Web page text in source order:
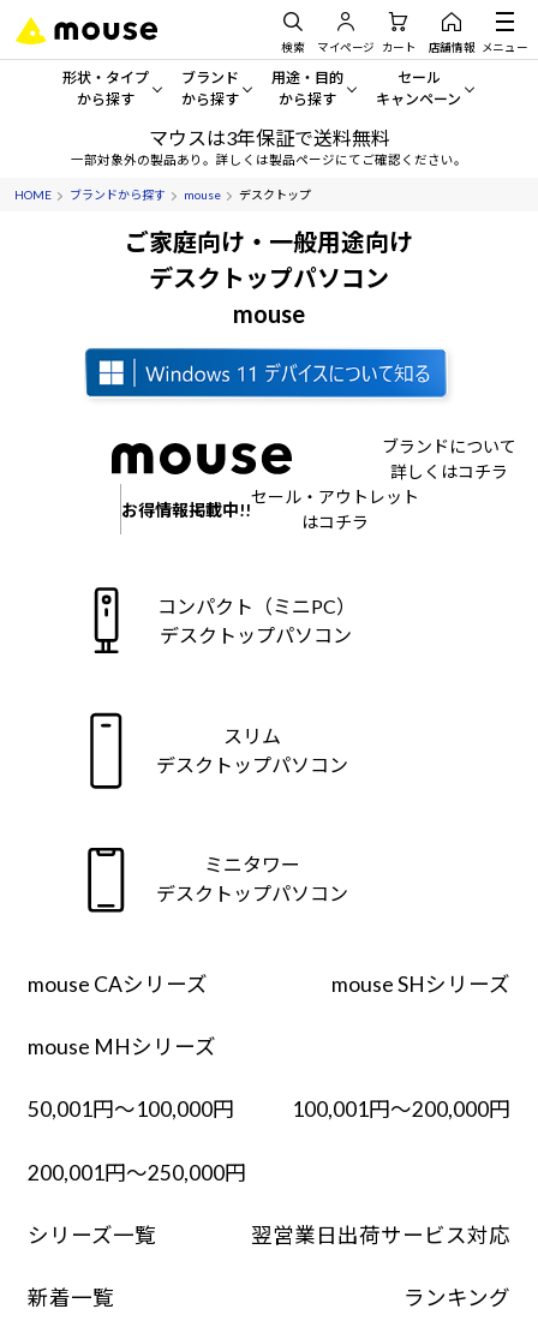
検索 マイページ カート 店舗情報 メニュー
形状・タイプ
から探す
形状・タイプから探す をすべてみる
デスクトップPC
サーバー
ブランド
から探す
mouse
G TUNE
NEXTGEAR
MousePro
Windows 11| Copilot+ PC
用途・目的
から探す
一般向けパソコン
ゲーミングPC・ゲーム向けパソコン
クリエイティブ向け
ビジネス向けパソコン
学習向けパソコン
スペック/パーツ別
AIおすすめパソコン
セール
キャンペーン
セール・キャンペー
アウトレットパソコン
おすすめ目玉パソコン
今イチオシのパソコンをピ
Windows 11|Copilot+ PC
マウスは3年保証で送料無料
一部対象外の製品あり。詳しくは製品ページにてご確認ください。
HOME ブランドから探す mouse デスクトップ
ご家庭向け・一般用途向け
デスクトップパソコン
mouse
ブランドについて
詳しくはコチラ
お得情報掲載中!!
セール・アウトレット
はコチラ
コンパクト（ミニPC）
デスクトップパソコン
スリム
デスクトップパソコン
ミニタワー
デスクトップパソコン
mouse CAシリーズ mouse SHシリーズ
mouse MHシリーズ
50,001円～100,000円 100,001円～200,000円
200,001円～250,000円
シリーズ一覧 翌営業日出荷サービス対応
新着一覧 ランキング